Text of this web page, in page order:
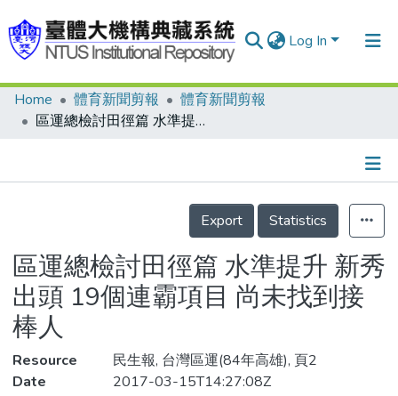
Log In
Communities & Collections
Statistics
Home 體育新聞剪報
體育新聞剪報
區運總檢討田徑篇 水準提升 新秀出頭 19個連霸項目 尚未找到接棒人
Details
Export
Statistics
區運總檢討田徑篇 水準提升 新秀
出頭 19個連霸項目 尚未找到接
棒人
Resource
民生報, 台灣區運(84年高雄), 頁2
Date
2017-03-15T14:27:08Z